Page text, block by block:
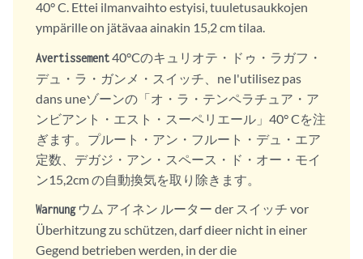
40° C. Ettei ilmanvaihto estyisi, tuuletusaukkojen
ympärille on jätävaa ainakin 15,2 cm tilaa.
Avertissement40°Cのキュリオテ・ドゥ・ラガフ・
デュ・ラ・ガンメ・スイッチ、ne l'utilisez pas
dans uneゾーンの「オ・ラ・テンペラチュア・ア
ンビアント・エスト・スーペリエール」40° Cを注
ぎます。プルート・アン・フルート・デュ・エア
定数、デガジ・アン・スペース・ド・オー・モイ
ン15,2cm の自動換気を取り除きます。
Warnungウム アイネン ルーター der スイッチ vor
Überhitzung zu schützen, darf dieer nicht in einer
Gegend betrieben werden, in der die